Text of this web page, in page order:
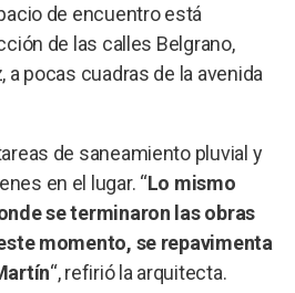
de encuentro está
de las calles Belgrano,
a pocas cuadras de la avenida
de saneamiento pluvial y
en el lugar. “Lo mismo
se terminaron las obras
momento, se repavimenta
“, refirió la arquitecta.